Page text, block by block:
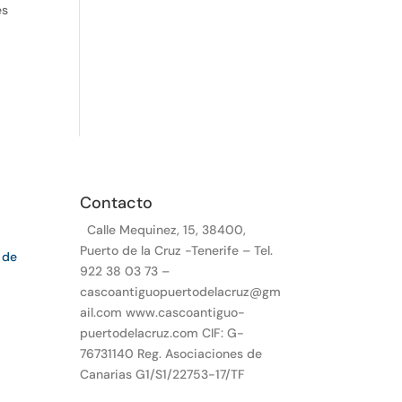
Contacto
Calle Mequinez, 15, 38400,
Puerto de la Cruz -Tenerife – Tel.
922 38 03 73 –
cascoantiguopuertodelacruz@gm
ail.com www.cascoantiguo-
puertodelacruz.com CIF: G-
76731140 Reg. Asociaciones de
Canarias G1/S1/22753-17/TF